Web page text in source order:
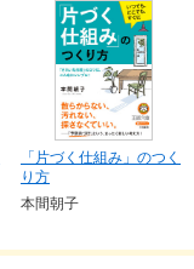
「片づく仕組み」のつく
り方
本間朝子